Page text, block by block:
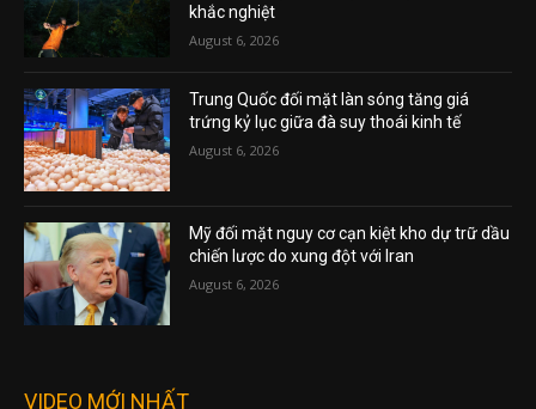
khắc nghiệt
August 6, 2026
Trung Quốc đối mặt làn sóng tăng giá
trứng kỷ lục giữa đà suy thoái kinh tế
August 6, 2026
Mỹ đối mặt nguy cơ cạn kiệt kho dự trữ dầu
chiến lược do xung đột với Iran
August 6, 2026
VIDEO MỚI NHẤT